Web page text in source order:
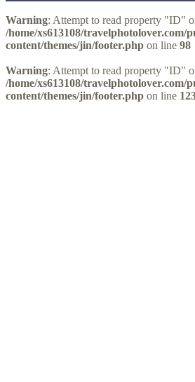
Warning: Attempt to read property "ID"
/home/xs613108/travelphotolover.com/
content/themes/jin/footer.php on line 98
Warning: Attempt to read property "ID"
/home/xs613108/travelphotolover.com/
content/themes/jin/footer.php on line